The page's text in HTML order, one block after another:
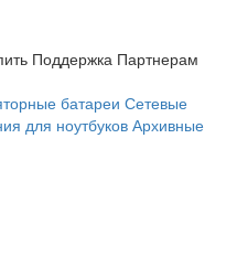
Поддержка Партнерам
батареи Сетевые
для ноутбуков Архивные